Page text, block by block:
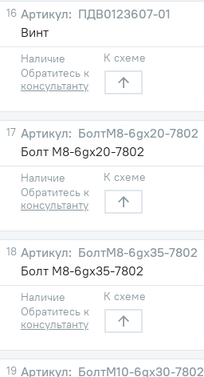
16
ПДВ0123607-01
Винт
Наличие
Обратитесь к
консультанту
К схеме
17
БолтM8-6gх20-7802
Болт M8-6gх20-7802
Наличие
Обратитесь к
консультанту
К схеме
18
БолтM8-6gх35-7802
Болт M8-6gх35-7802
Наличие
Обратитесь к
консультанту
К схеме
19
БолтM10-6gх30-7802